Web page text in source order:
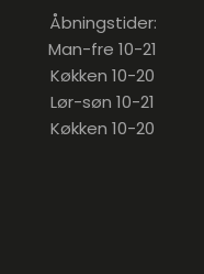
Åbningstider:
Man-fre 10-21
Køkken 10-20
Lør-søn 10-21
Køkken 10-20​